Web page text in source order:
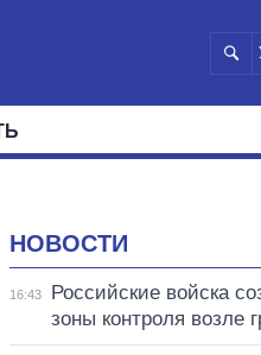
НОВОСТИ
16:43
Российские войска
зоны контроля возле